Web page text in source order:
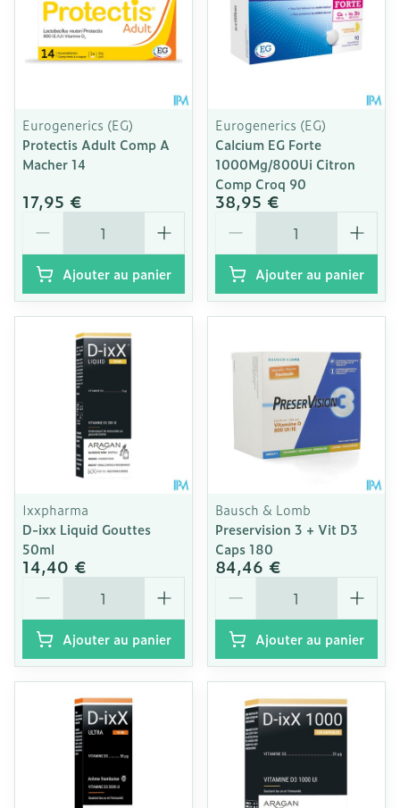
Eurogenerics (EG)
Protectis Adult Comp A
Macher 14
17,95 €
Ajouter au panier
Eurogenerics (EG)
Calcium EG Forte
1000Mg/800Ui Citron
Comp Croq 90
38,95 €
Ajouter au panier
Ixxpharma
D-ixx Liquid Gouttes
50ml
14,40 €
Ajouter au panier
Bausch & Lomb
Preservision 3 + Vit D3
Caps 180
84,46 €
Ajouter au panier